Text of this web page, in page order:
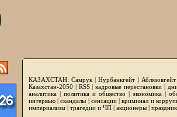
КАЗАХСТАН: Самрук |Нурбанкгейт | Аблязовгейт
Казахстан-2050 | RSS|кадровые перестановки|
аналитика | политика и общество | экономика |
интервью |скандалы | сенсации|криминал и
империализм | трагедии и ЧП | акционеры |